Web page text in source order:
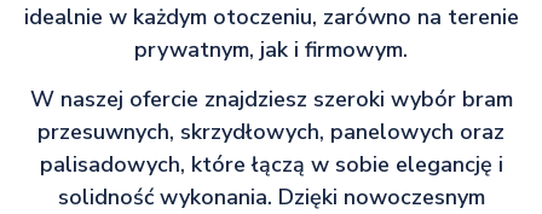
idealnie w każdym otoczeniu, zarówno na terenie
prywatnym, jak i firmowym.
W naszej ofercie znajdziesz szeroki wybór bram
przesuwnych, skrzydłowych, panelowych oraz
palisadowych, które łączą w sobie elegancję i
solidność wykonania. Dzięki nowoczesnym